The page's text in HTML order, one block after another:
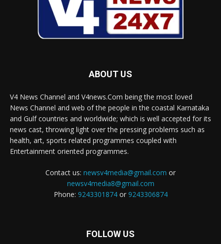
ABOUT US
V4 News Channel and V4news.Com being the most loved
News Channel and web of the people in the coastal Karnataka
and Gulf countries and worldwide; which is well accepted for its
news cast, throwing light over the pressing problems such as
health, art, sports related programmes coupled with
Entertainment oriented programmes.
Contact us: newsv4media@gmail.com or
newsv4media8@gmail.com
Phone: 9243301874or 9243306874
FOLLOW US